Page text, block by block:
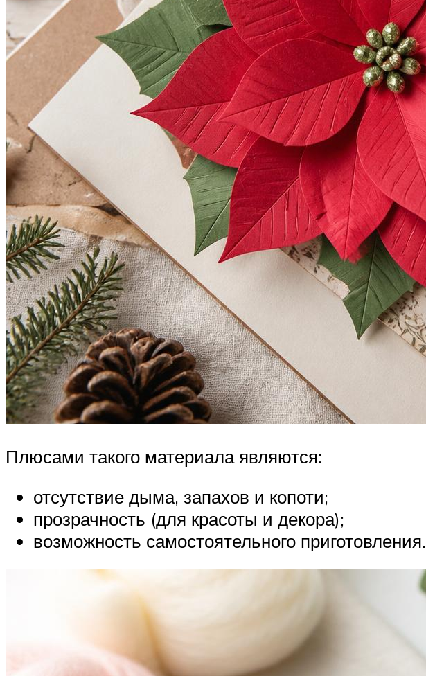
Плюсами такого материала являются:
отсутствие дыма, запахов и копоти;
прозрачность (для красоты и декора);
возможность самостоятельного приготовления.